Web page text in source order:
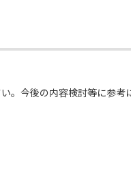
。今後の内容検討等に参考